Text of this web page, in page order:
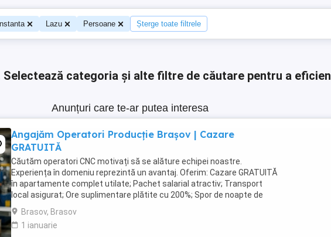
Lazu Persoane Șterge toate filtrele
Selectează categoria și alte filtre de căutare pentru a
Anunțuri care te-ar putea interesa
Angajăm Operatori Producție Brașov | Cazare
GRATUITĂ
Căutăm operatori CNC motivați să se alăture echipei noastre.
Experiența în domeniu reprezintă un avantaj. Oferim: Cazare GRATUITĂ
în apartamente complet utilate; Pachet salarial atractiv; Transport
local asigurat; Ore suplimentare plătite cu 200%; Spor de noapte de
25%; Prime de sărbători ...
Brasov, Brasov
1 ianuarie